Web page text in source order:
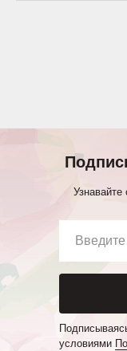
Узнавайте
условиями